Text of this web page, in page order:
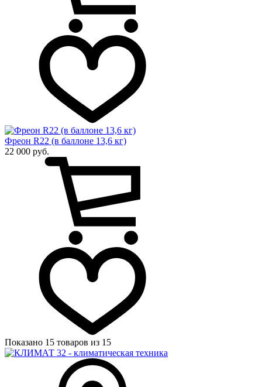
Фреон R22 (в баллоне 13,6 кг)
22 000 руб.
Показано 15 товаров из 15